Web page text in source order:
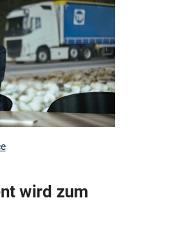
wird zum